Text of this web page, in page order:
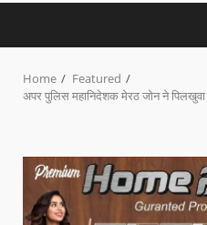
Home
Featured
अपर पुलिस महानिदेशक मेरठ जोन ने पिलखुवा